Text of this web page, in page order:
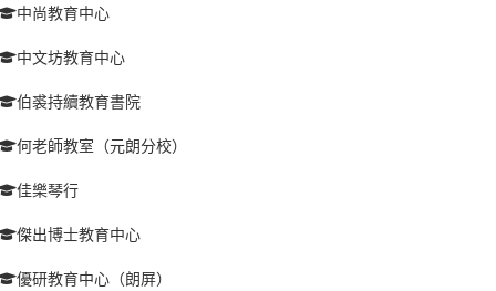
中尚教育中心
中文坊教育中心
伯裘持續教育書院
何老師教室（元朗分校）
佳樂琴行
傑出博士教育中心
優研教育中心（朗屏）